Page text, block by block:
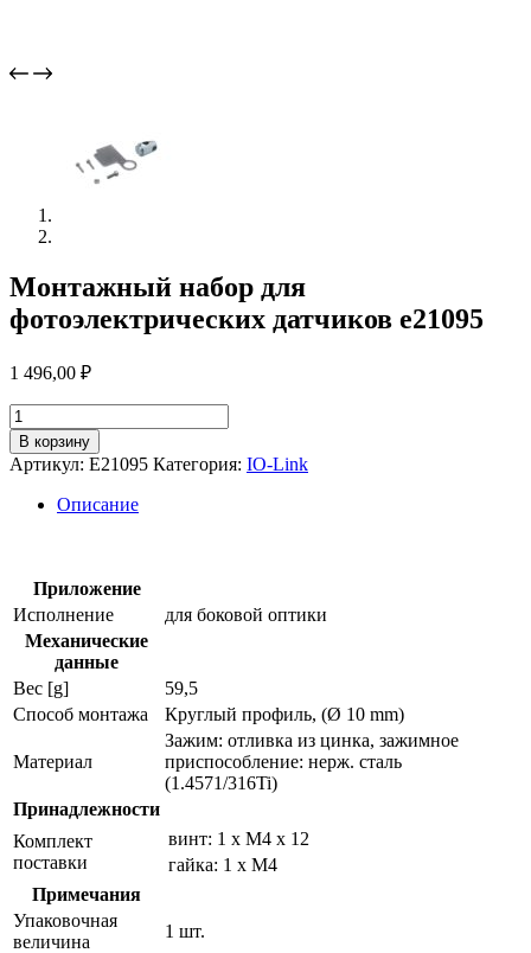
Монтажный набор для
фотоэлектрических датчиков e21095
1 496,00 ₽
Количество
товара
Монтажный
набор
фотоэлектрических
В корзину
Артикул: E21095 Категория: IO-Link
Описание
Приложение
Исполнение
для боковой оптики
Механические
данные
Вес [g]
59,5
Способ монтажа
Круглый профиль, (Ø 10 mm)
Материал
Зажим: отливка из цинка, зажимное
приспособление: нерж. сталь
(1.4571/316Ti)
Принадлежности
Комплект
поставки
винт: 1 x M4 x 12
гайка: 1 x M4
Примечания
Упаковочная
величина
1 шт.